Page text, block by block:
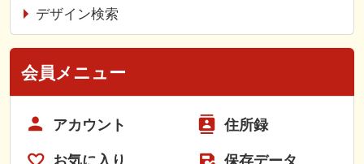
デザイン検索
会員メニュー
アカウント 住所録